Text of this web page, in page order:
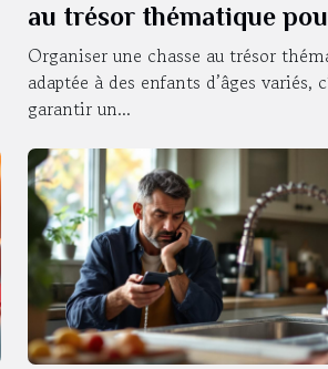
au trésor thématique
enfants de différents
Organiser une chasse au trésor
adaptée à des enfants d’âges variés,
garantir un...